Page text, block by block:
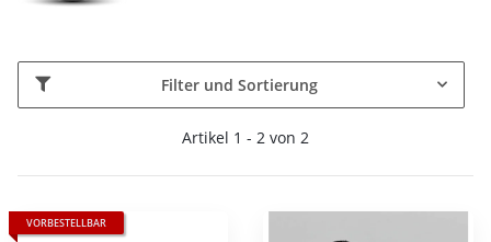
Filter und Sortierung
Artikel 1 - 2 von 2
VORBESTELLBAR